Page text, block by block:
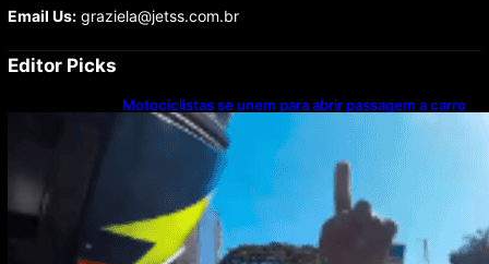
Email Us: graziela@jetss.com.br
Editor Picks
Motociclistas se unem para abrir passagem a carro
com paciente em parada cardíaca